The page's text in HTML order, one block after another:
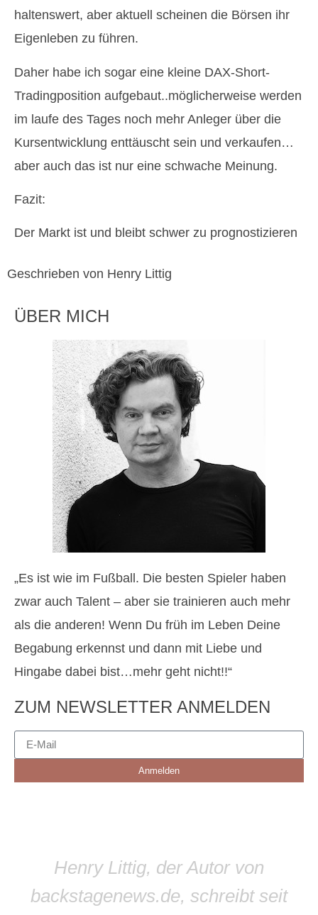
haltenswert, aber aktuell scheinen die Börsen ihr
Eigenleben zu führen.
Daher habe ich sogar eine kleine DAX-Short-
Tradingposition aufgebaut..möglicherweise werden
im laufe des Tages noch mehr Anleger über die
Kursentwicklung enttäuscht sein und verkaufen…
aber auch das ist nur eine schwache Meinung.
Fazit:
Der Markt ist und bleibt schwer zu prognostizieren
Geschrieben von Henry Littig
ÜBER MICH
„Es ist wie im Fußball. Die besten Spieler haben
zwar auch Talent – aber sie trainieren auch mehr
als die anderen! Wenn Du früh im Leben Deine
Begabung erkennst und dann mit Liebe und
Hingabe dabei bist…mehr geht nicht!!“
ZUM NEWSLETTER ANMELDEN
Anmelden
Henry Littig, der Autor von
backstagenews.de, schreibt seit